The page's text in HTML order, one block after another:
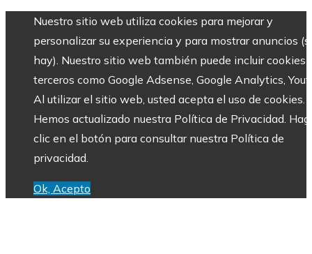
Nuestro sitio web utiliza cookies para mejorar y
personalizar su experiencia y para mostrar anuncios
hay). Nuestro sitio web también puede incluir cookies
terceros como Google Adsense, Google Analytics,
Al utilizar el sitio web, usted acepta el uso de cookies.
Hemos actualizado nuestra Política de Privacidad.
clic en el botón para consultar nuestra Política de
privacidad.
Ok, Acepto